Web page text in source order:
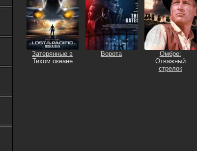
Затерянные в
Тихом океане
Ворота
Омбре:
Отважный
стрелок